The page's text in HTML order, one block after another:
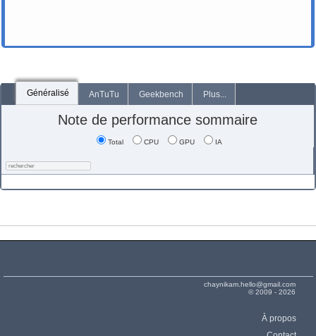
Généralisé AnTuTu Geekbench Plus...
Note de performance sommaire
Total CPU GPU IA
chaynikam.hello@gmail.com
© 2009 - 2026
À propos